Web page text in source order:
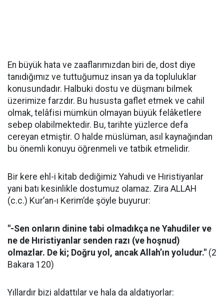
En büyük hata ve zaaflarımızdan biri de, dost diye
tanıdığımız ve tuttuğumuz insan ya da topluluklar
konusundadır. Halbuki dostu ve düşmanı bilmek
üzerimize farzdır. Bu hususta gaflet etmek ve cahil
olmak, telâfisi mümkün olmayan büyük felâketlere
sebep olabilmektedir. Bu, tarihte yüzlerce defa
cereyan etmiştir. O halde müslüman, asıl kaynağından
bu önemli konuyu öğrenmeli ve tatbik etmelidir.
Bir kere ehl-i kitab dediğimiz Yahudi ve Hıristiyanlar
yani batı kesinlikle dostumuz olamaz. Zira ALLAH
(c.c.) Kur’an-ı Kerim’de şöyle buyurur:
"-Sen onların dinine tabi olmadıkça ne Yahudiler ve
ne de Hıristiyanlar senden razı (ve hoşnud)
olmazlar. De ki; Doğru yol, ancak Allah’ın yoludur." (2
Bakara 120)
Yıllardır bizi aldattılar ve hala da aldatıyorlar: